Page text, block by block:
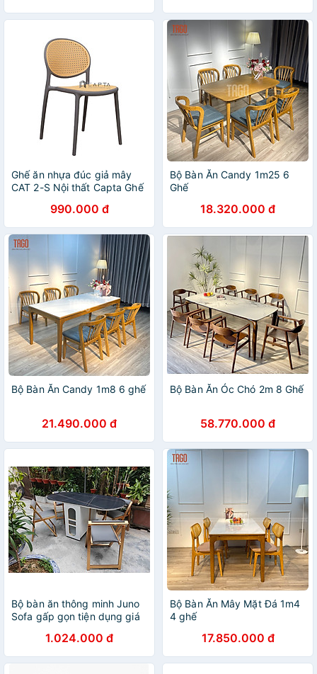
Ghế ăn nhựa đúc giả mây
CAT 2-S Nội thất Capta Ghế
che) xếp chồng được đẹp
hiện đại
990.000 đ
Bộ Bàn Ăn Candy 1m25 6
Ghế
18.320.000 đ
Bộ Bàn Ăn Candy 1m8 6 ghế
21.490.000 đ
Bộ Bàn Ăn Óc Chó 2m 8 Ghế
58.770.000 đ
Bộ bàn ăn thông minh Juno
Sofa gấp gọn tiện dụng giá
1.024.000 đ
Bộ Bàn Ăn Mây Mặt Đá 1m4
4 ghế
17.850.000 đ